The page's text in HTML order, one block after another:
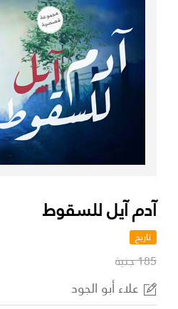
آدم آيل للسقوط
تاريخ
185 جنية
علاء أبو الجود